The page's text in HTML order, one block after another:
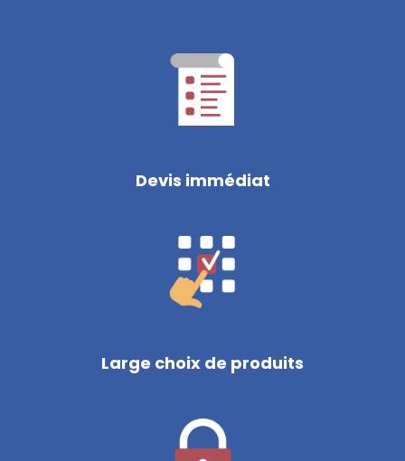
Devis immédiat
Large choix de produits